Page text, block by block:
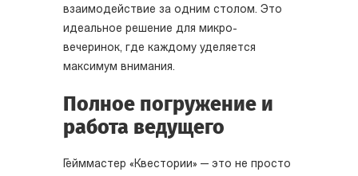
взаимодействие за одним столом. Это
идеальное решение для микро-
вечеринок, где каждому уделяется
максимум внимания.
Полное погружение и
работа ведущего
Гейммастер «Квестории» — это не просто